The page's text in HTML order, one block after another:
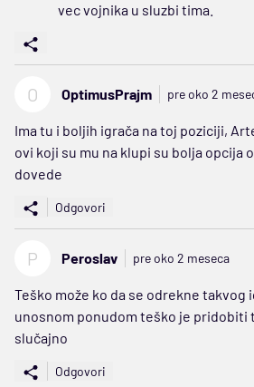
vec vojnika u sluzbi tima.
O OptimusPrajm pre oko 2
Ima tu i boljih igrača na toj poziciji,
ovi koji su mu na klupi su bolja opcija
dovede
Odgovori
P Peroslav pre oko 2 meseca
Teško može ko da se odrekne takvog
unosnom ponudom teško je pridobiti
slučajno
Odgovori